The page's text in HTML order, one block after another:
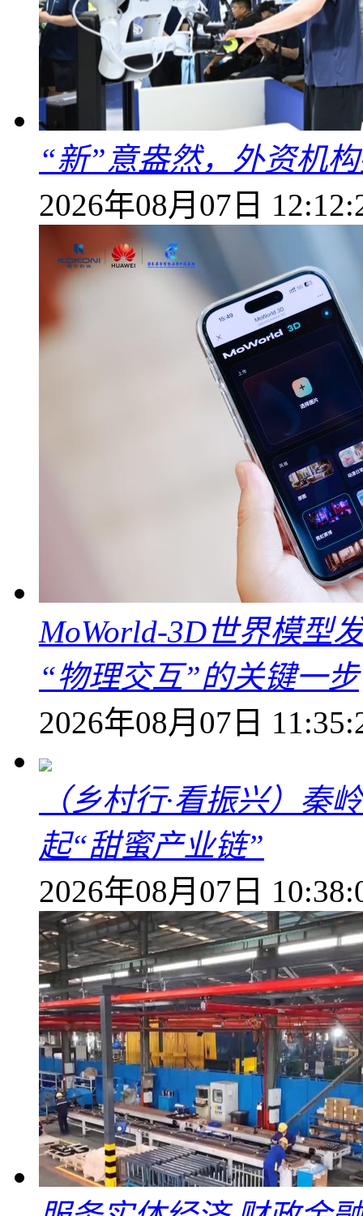
“新”意盎然，外资机
2026年08月07日
MoWorld-3D世界模型
“物理交互”的关键一步
2026年08月07日
（乡村行·看振兴）秦
起“甜蜜产业链”
2026年08月07日